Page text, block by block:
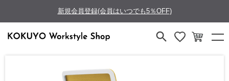
新規会員登録(会員はいつでも5％OFF)